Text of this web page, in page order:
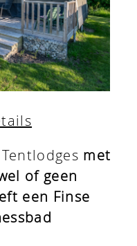
met
of geen
een Finse